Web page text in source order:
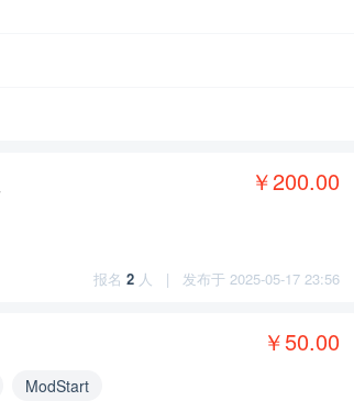
￥200.00
报名 2 人 | 发布于 2025-05-17 23:56
￥50.00
ModStart